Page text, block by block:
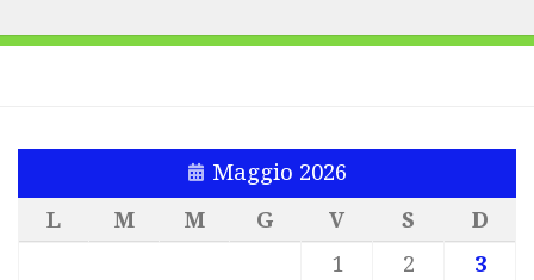
Maggio 2026
L
M M G V S
D
1
2
3